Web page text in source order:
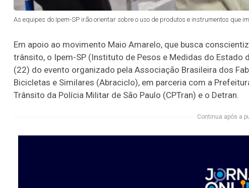
As equipes do Ipem-SP irão orientar sobre o uso de produtos e instrumentos que
Em apoio ao movimento Maio Amarelo, que busca
trânsito, o Ipem-SP (Instituto de Pesos e Medidas do Estado
(22) do evento organizado pela Associação Brasileira dos
Bicicletas e Similares (Abraciclo), em parceria com a
Trânsito da Polícia Militar de São Paulo (CPTran) e o Detran.
Continua após a